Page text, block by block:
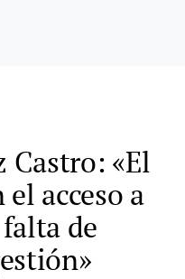
Castro: «El
el acceso a
de